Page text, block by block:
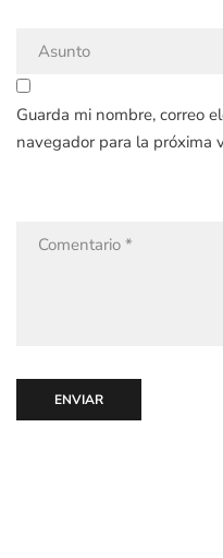
Guarda mi nombre, correo
navegador para la próxima
ENVIAR